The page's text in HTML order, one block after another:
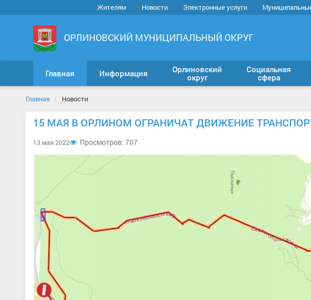
Жителям Новости Электронные услуги
ОРЛИНОВСКИЙ МУНИЦИПАЛЬНЫЙ ОКРУГ
Главная Информация
Орлиновский
округ
Социальная
сфера
Главная Новости
15 МАЯ В ОРЛИНОМ ОГРАНИЧАТ ДВИЖЕНИЕ
13 мая 2022 Просмотров: 707